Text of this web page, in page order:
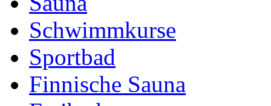
Schwimmkurse
Sportbad
Finnische Sauna